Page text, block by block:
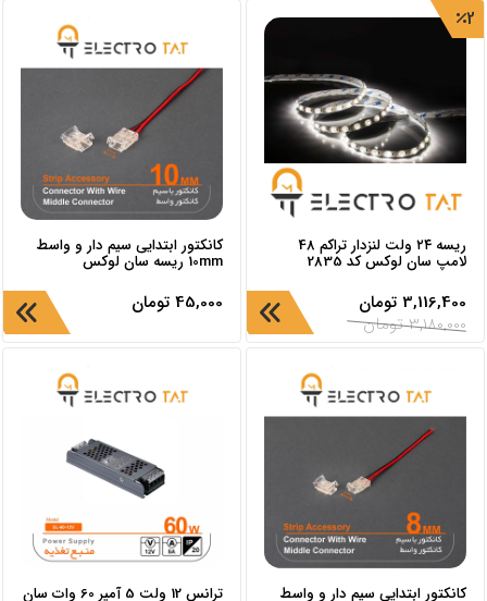
2
ریسه ۲۴ ولت لنزدار تراکم 48
لامپ سان لوکس کد 2835
3,116,400 تومان
3,180,000 تومان
کانکتور ابتدایی سیم دار و واسط
10mm ریسه سان لوکس
45,000 تومان
کانکتور ابتدایی سیم دار و واسط ترانس 12 ولت 5 آمپر 60 وات سان